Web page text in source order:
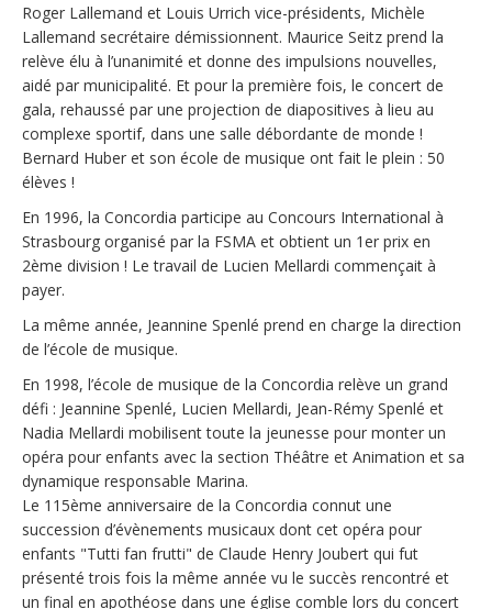
Roger Lallemand et Louis Urrich vice-présidents, Michèle
Lallemand secrétaire démissionnent. Maurice Seitz prend la
relève élu à l’unanimité et donne des impulsions nouvelles,
aidé par municipalité. Et pour la première fois, le concert de
gala, rehaussé par une projection de diapositives à lieu au
complexe sportif, dans une salle débordante de monde !
Bernard Huber et son école de musique ont fait le plein : 50
élèves !
En 1996, la Concordia participe au Concours International à
Strasbourg organisé par la FSMA et obtient un 1er prix en
2ème division ! Le travail de Lucien Mellardi commençait à
payer.
La même année, Jeannine Spenlé prend en charge la direction
de l’école de musique.
En 1998, l’école de musique de la Concordia relève un grand
défi : Jeannine Spenlé, Lucien Mellardi, Jean-Rémy Spenlé et
Nadia Mellardi mobilisent toute la jeunesse pour monter un
opéra pour enfants avec la section Théâtre et Animation et sa
dynamique responsable Marina.
Le 115ème anniversaire de la Concordia connut une
succession d’évènements musicaux dont cet opéra pour
enfants "Tutti fan frutti" de Claude Henry Joubert qui fut
présenté trois fois la même année vu le succès rencontré et
un final en apothéose dans une église comble lors du concert